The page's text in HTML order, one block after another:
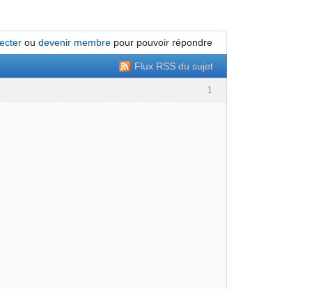
ou devenir membrepour pouvoir répondre
Flux RSS du sujet
1